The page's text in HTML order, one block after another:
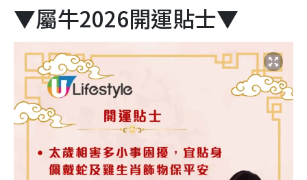
▼屬牛2026開運貼士▼